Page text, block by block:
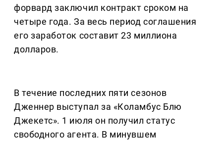
форвард заключил контракт сроком на
четыре года. За весь период соглашения
его заработок составит 23 миллиона
долларов.
В течение последних пяти сезонов
Дженнер выступал за «Коламбус Блю
Джекетс». 1 июля он получил статус
свободного агента. В минувшем